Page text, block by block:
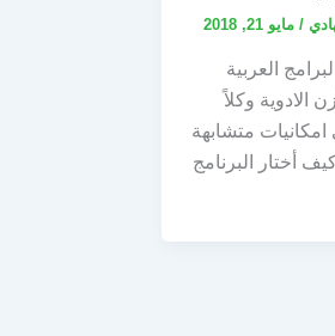
/ مايو 21, 2018
العربية
الادوية وكلاً
متشابهة
أختار البرنامج